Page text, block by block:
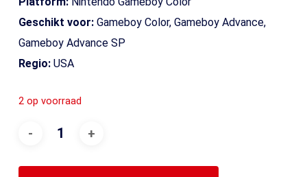
Geschikt voor:Gameboy Color, Gameboy Advance,
Gameboy Advance SP
Regio:USA
2 op voorraad